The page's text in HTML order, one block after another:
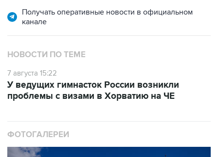
Получать оперативные новости в официальном
канале
НОВОСТИ ПО ТЕМЕ
7 августа 15:22
У ведущих гимнасток России возникли
проблемы с визами в Хорватию на ЧЕ
ФОТОГАЛЕРЕИ